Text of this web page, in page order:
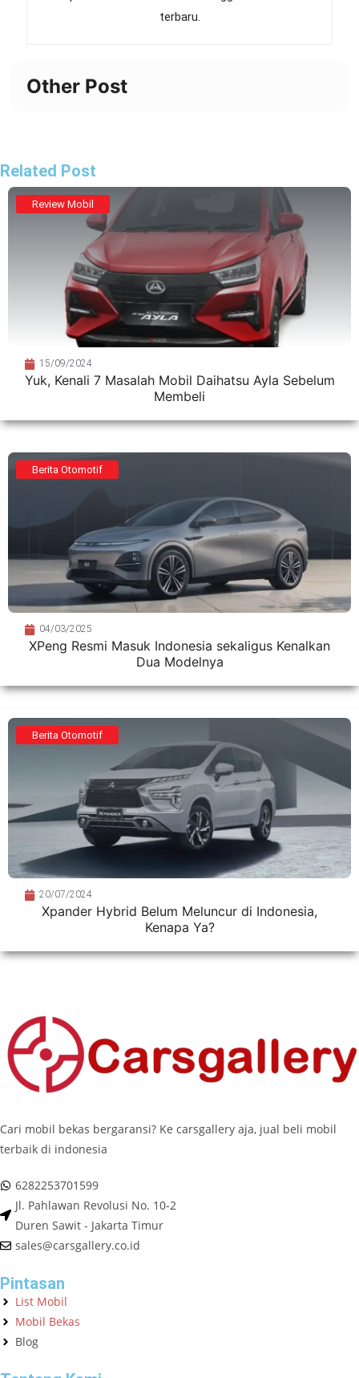
terbaru.
Other Post
Related Post
Review Mobil
15/09/2024
Yuk, Kenali 7 Masalah Mobil Daihatsu Ayla Sebelum
Membeli
Berita Otomotif
04/03/2025
XPeng Resmi Masuk Indonesia sekaligus Kenalkan
Dua Modelnya
Berita Otomotif
20/07/2024
Xpander Hybrid Belum Meluncur di Indonesia,
Kenapa Ya?
Cari mobil bekas bergaransi? Ke carsgallery aja, jual beli mobil
terbaik di indonesia
6282253701599
Jl. Pahlawan Revolusi No. 10-2
Duren Sawit - Jakarta Timur
sales@carsgallery.co.id
Pintasan
List Mobil
Mobil Bekas
Blog